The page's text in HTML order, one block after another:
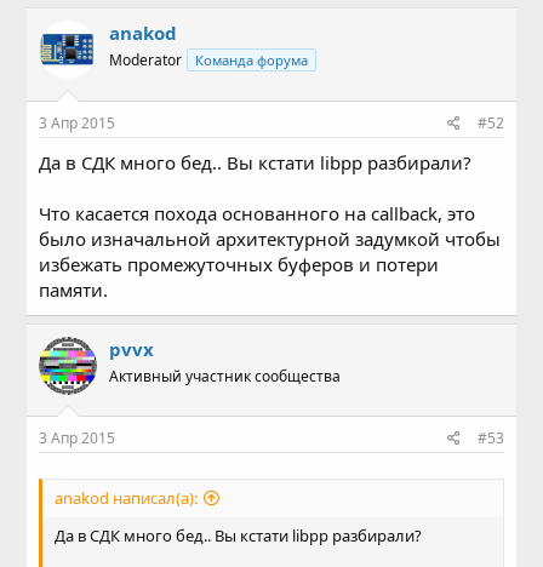
anakod
Moderator Команда форума
3 Апр 2015 #52
Да в СДК много бед.. Вы кстати libpp разбирали?
Что касается похода основанного на callback, это
было изначальной архитектурной задумкой чтобы
избежать промежуточных буферов и потери
памяти.
pvvx
Активный участник сообщества
3 Апр 2015 #53
anakod написал(а):
Да в СДК много бед.. Вы кстати libpp разбирали?